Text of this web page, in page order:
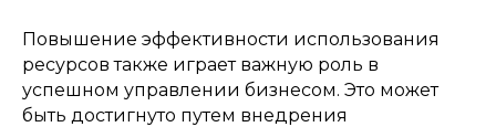
Повышение эффективности использования
ресурсов также играет важную роль в
успешном управлении бизнесом. Это может
быть достигнуто путем внедрения